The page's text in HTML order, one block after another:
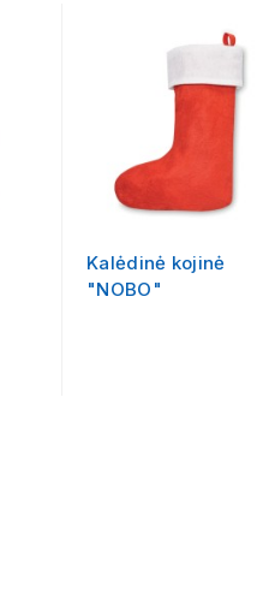
Kalėdinė kojinė
"NOBO"